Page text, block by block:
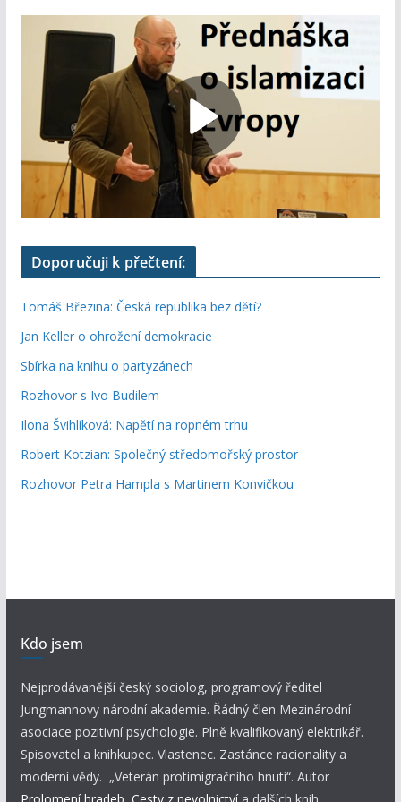
Doporučuji k přečtení:
Tomáš Březina: Česká republika bez dětí?
Jan Keller o ohrožení demokracie
Sbírka na knihu o partyzánech
Rozhovor s Ivo Budilem
Ilona Švihlíková: Napětí na ropném trhu
Robert Kotzian: Společný středomořský prostor
Rozhovor Petra Hampla s Martinem Konvičkou
Kdo jsem
Nejprodávanější český sociolog, programový ředitel
Jungmannovy národní akademie. Řádný člen Mezinárodní
asociace pozitivní psychologie. Plně kvalifikovaný elektrikář.
Spisovatel a knihkupec. Vlastenec. Zastánce racionality a
moderní vědy. „Veterán protimigračního hnutí“. Autor